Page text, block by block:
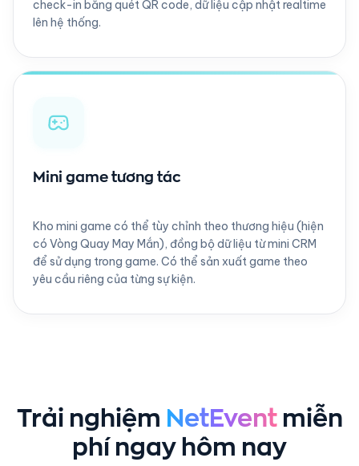
check-in bằng quét QR code, dữ liệu cập nhật realtime
lên hệ thống.
Mini game tương tác
Kho mini game có thể tùy chỉnh theo thương hiệu (hiện
có Vòng Quay May Mắn), đồng bộ dữ liệu từ mini CRM
để sử dụng trong game. Có thể sản xuất game theo
yêu cầu riêng của từng sự kiện.
Trải nghiệm NetEventmiễn
phí ngay hôm nay